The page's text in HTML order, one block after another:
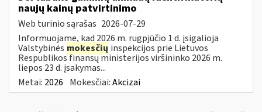
naujų kainų patvirtinimo
Web turinio sąrašas 2026-07-29
Informuojame, kad 2026 m. rugpjūčio 1 d. įsigalioja
Valstybinės mokesčių inspekcijos prie Lietuvos
Respublikos finansų ministerijos viršininko 2026 m.
liepos 23 d. įsakymas...
Metai: 2026 Mokesčiai:Akcizai